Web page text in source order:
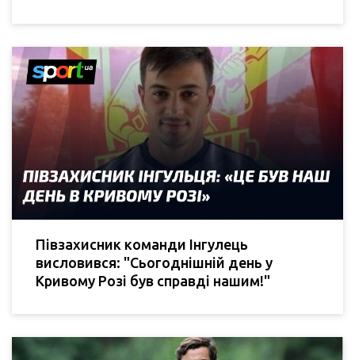
Півзахисник команди Інгулець
висловився: "Сьогоднішній день у
Кривому Розі був справді нашим!"